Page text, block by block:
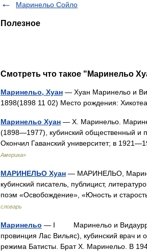
Маринельо Сойло
Полезное
Смотреть что такое "Маринельо
Маринельо, Хуан — Хуан Маринельо и
1898(1898 11 02) Место рождения:
Маринельо Хуан — Х. Маринельо.
(1898—1977), кубинский общественный и
Окончил Гаванский университет; в
Америка»
МАРИНЕЛЬО Хуан — МАРИНЕЛЬО,
кубинский писатель, публицист,
поэм «Освобождение», «Юность и
словарь
Маринельо — I Маринельо и
провинция Лас Вильяс), кубинский врач и
режима Батисты. Брат Х. Маринельо. В